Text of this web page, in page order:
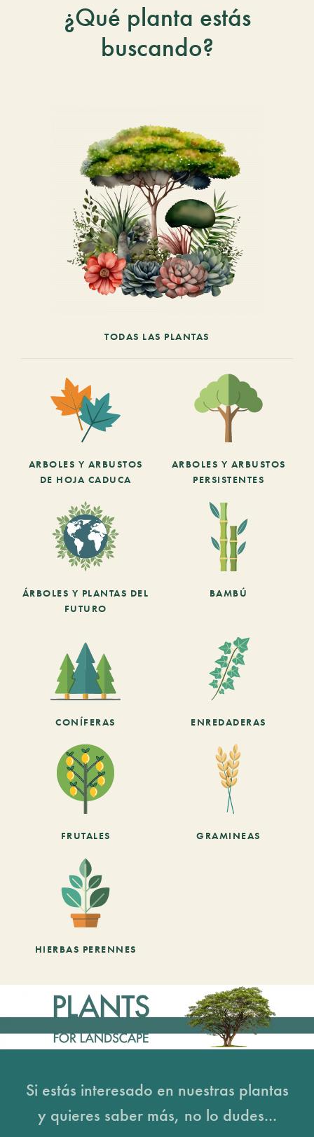
¿Qué planta estás
buscando?
TODAS LAS PLANTAS
ARBOLES Y ARBUSTOS
DE HOJA CADUCA
ARBOLES Y ARBUSTOS
PERSISTENTES
ÁRBOLES Y PLANTAS DEL
FUTURO
BAMBÚ
CONÍFERAS ENREDADERAS
FRUTALES GRAMINEAS
HIERBAS PERENNES
Si estás interesado en nuestras plantas
y quieres saber más, no lo dudes...